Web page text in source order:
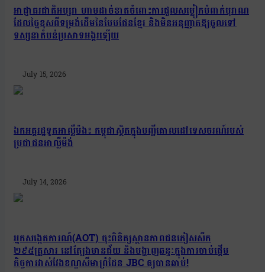
អាជ្ញាធរជាតិអប្សរា ហាមដាច់ខាតចំពោះការជួលសម្លៀកបំពាក់បុរាណ
ដែលច្នៃខុសពីទម្រង់ដើមនៃបែបផែនខ្មែរ និងមិនអនុញ្ញាតឱ្យចូលទៅ
ទស្សនាតំបន់ប្រសាទអង្គរឡើយ
July 15, 2026
ឯកអគ្គរដ្ឋទូតអាល្លឺម៉ង៖ កម្ពុជាស្ថិតក្នុងបញ្ជីគោលដៅទេសចរណ៍របស់
ប្រជាជនអាល្លឺម៉ង់
July 14, 2026
អ្នកសង្កេតការណ៍(AOT) ចុះពិនិត្យស្ថានភាពជនភៀសសឹក
២៩៥គ្រួសារ នៅត្បែងមានជ័យ និងបង្ហាញឆន្ទៈក្នុងការចាប់ផ្តើម
កិច្ចការវាស់វែងខណ្ឌសីមាព្រំដែន JBC ឲ្យបានឆាប់!